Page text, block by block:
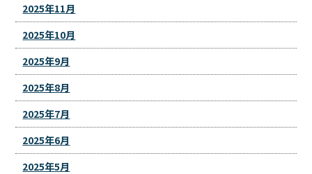
2025年11月
2025年10月
2025年9月
2025年8月
2025年7月
2025年6月
2025年5月